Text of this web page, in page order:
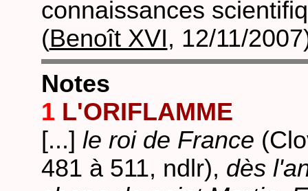
connaissances
(Benoît XVI, 12/11/
Notes
1 L'ORIFLAMME
[...] le roi de France
481 à 511, ndlr), dès